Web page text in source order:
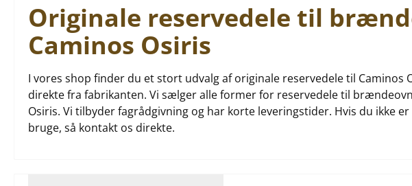
Originale reservedele til
Caminos Osiris
I vores shop finder du et stort udvalg af originale reservedele til
direkte fra fabrikanten. Vi sælger alle former for reservedele til
Osiris. Vi tilbyder fagrådgivning og har korte leveringstider. Hvis du ikke
bruge, så kontakt os direkte.